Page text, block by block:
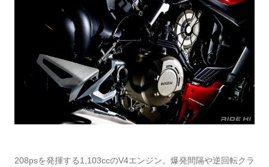
208psを発揮する1,103ccのV4エンジン。爆発間隔や逆回転クラ